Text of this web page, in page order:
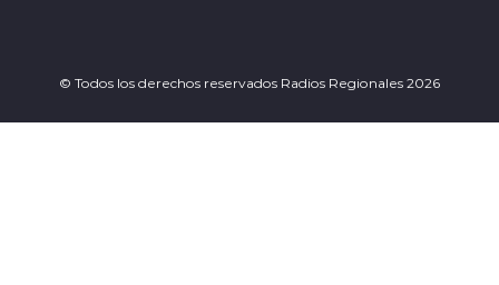
© Todos los derechos reservados Radios Regionales 2026